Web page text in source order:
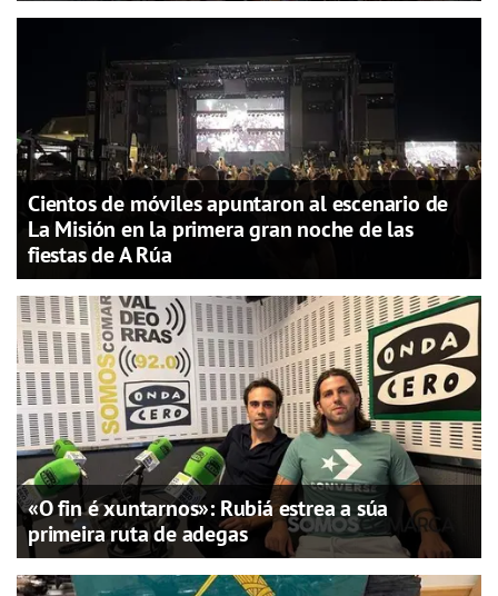
Cientos de móviles apuntaron al escenario de
La Misión en la primera gran noche de las
fiestas de A Rúa
«O fin é xuntarnos»: Rubiá estrea a súa
primeira ruta de adegas